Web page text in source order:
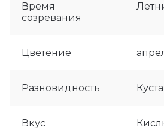
Время
созревания
Цветение
Разновидность
Вкус